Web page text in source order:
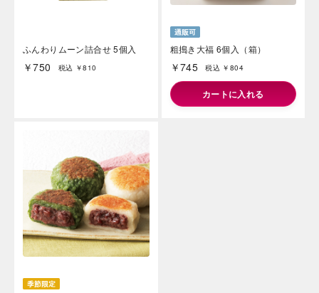
ふんわりムーン詰合せ 5個入
￥750 税込 ￥810
粗搗き大福 6個入（箱）
￥745 税込 ￥804
カートに入れる